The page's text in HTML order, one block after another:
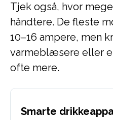
Tjek også, hvor
håndtere. De fleste
10–16 ampere, men
varmeblæsere eller
ofte mere.
Smarte